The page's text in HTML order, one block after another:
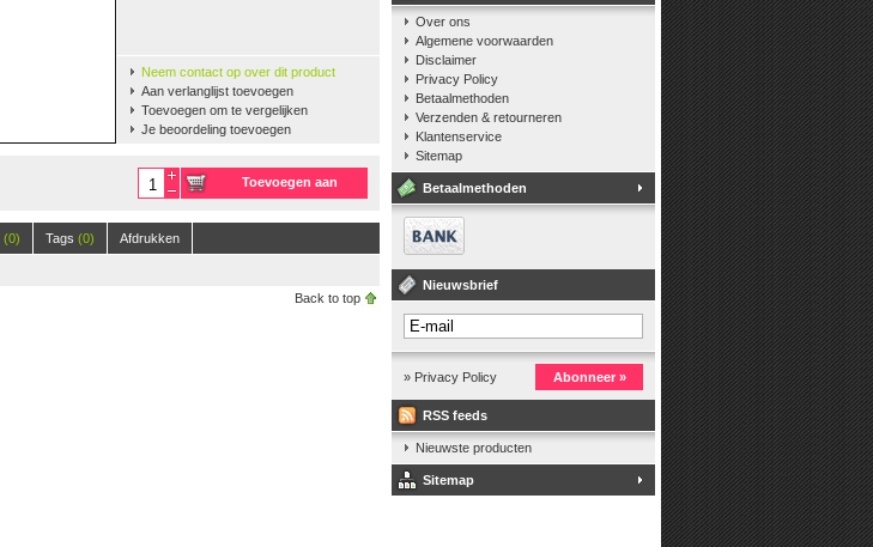
Neem contact op over dit product
Aan verlanglijst toevoegen
Toevoegen om te vergelijken
Je beoordeling toevoegen
Toevoegen aan
(0) Tags (0) Afdrukken
Back to top
Over ons
Algemene voorwaarden
Disclaimer
Privacy Policy
Betaalmethoden
Verzenden & retourneren
Klantenservice
Sitemap
Betaalmethoden
Nieuwsbrief
» Privacy Policy Abonneer »
RSS feeds
Nieuwste producten
Sitemap